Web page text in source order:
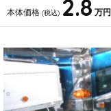
本体価格 (税込) 2.8 万円